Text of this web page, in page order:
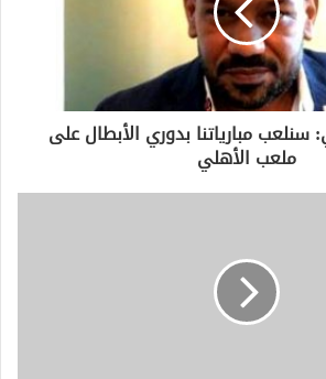
سنلعب مبارياتنا بدوري الأبطال على
ملعب الأهلي